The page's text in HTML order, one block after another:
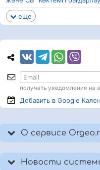
еще
получать уведомления на
Добавить в Google
О сервисе
Новости